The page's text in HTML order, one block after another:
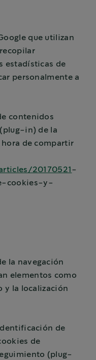
que utilizan
estadísticas de
personalmente a
contenidos
in) de la
hora de compartir
20170521 -
cookies-y-
la navegación
elementos como
y la localización
de
de
(plug-